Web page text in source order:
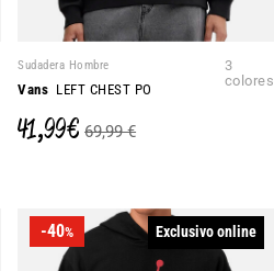
Sudadera Hombre
Vans LEFT CHEST PO
3
colores
41,99 € 69,99 €
-40% Exclusivo online